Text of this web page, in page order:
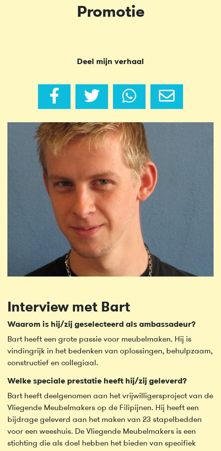
Promotie
Deel mijn verhaal
Interview met Bart
Waarom is hij/zij geselecteerd als ambassadeur?
Bart heeft een grote passie voor meubelmaken. Hij is
vindingrijk in het bedenken van oplossingen, behulpzaam,
constructief en collegiaal.
Welke speciale prestatie heeft hij/zij geleverd?
Bart heeft deelgenomen aan het vrijwilligersproject van de
Vliegende Meubelmakers op de Filipijnen. Hij heeft een
bijdrage geleverd aan het maken van 23 stapelbedden
voor een weeshuis. De Vliegende Meubelmakers is een
stichting die als doel hebben het bieden van specifiek